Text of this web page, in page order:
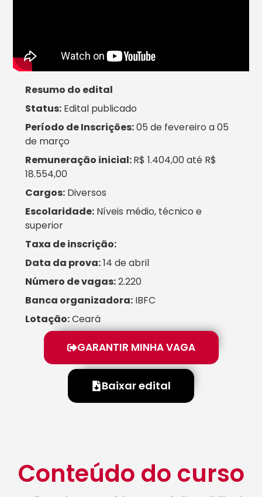
Resumo do edital
Status:Edital publicado
Período de Inscrições:05 de fevereiro a 05
de março
Remuneração inicial:R$ 1.404,00 até R$
18.554,00
Cargos:Diversos
Escolaridade:Níveis médio, técnico e
superior
Taxa de inscrição:
Data da prova:14 de abril
Número de vagas:2.220
Banca organizadora:IBFC
Lotação:Ceará
GARANTIR MINHA VAGA
Baixar edital
Conteúdo do curso